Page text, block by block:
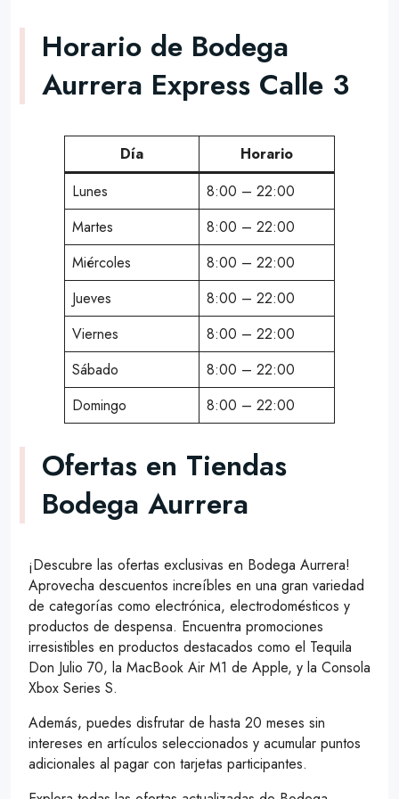
Horario de Bodega
Aurrera Express Calle 3
Día
Horario
Lunes
8:00 – 22:00
Martes
8:00 – 22:00
Miércoles
8:00 – 22:00
Jueves
8:00 – 22:00
Viernes
8:00 – 22:00
Sábado
8:00 – 22:00
Domingo
8:00 – 22:00
Ofertas en Tiendas
Bodega Aurrera
¡Descubre las ofertas exclusivas en Bodega Aurrera!
Aprovecha descuentos increíbles en una gran variedad
de categorías como electrónica, electrodomésticos y
productos de despensa. Encuentra promociones
irresistibles en productos destacados como el Tequila
Don Julio 70, la MacBook Air M1 de Apple, y la Consola
Xbox Series S.
Además, puedes disfrutar de hasta 20 meses sin
intereses en artículos seleccionados y acumular puntos
adicionales al pagar con tarjetas participantes.